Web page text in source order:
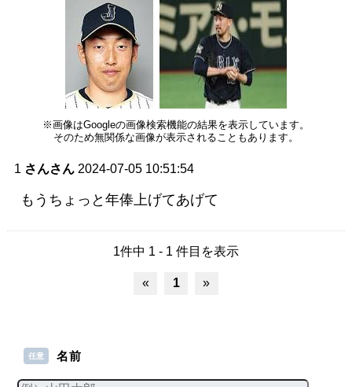
※画像はGoogleの画像検索機能の結果を表示しています。
そのため無関係な画像が表示されることもあります。
1 さんさん2024-07-05 10:51:54
もうちょっと年俸上げてあげて
1件中 1 - 1 件目を表示
« 1 »
任意 名前